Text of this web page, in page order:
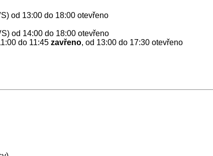
od 13:00 do 18:00 otevřeno
od 14:00 do 18:00 otevřeno
do 11:45zavřeno, od 13:00 do 17:30 otevřeno